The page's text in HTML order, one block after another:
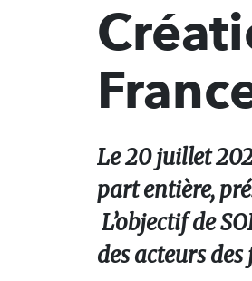
Le 20 juillet
part entière,
L’objectif de
des acteurs